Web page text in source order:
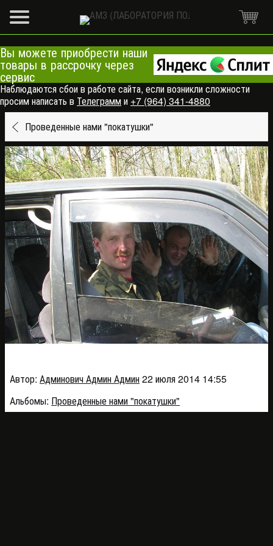
Вы можете приобрести наши
товары в рассрочку через
сервис
Наблюдаются сбои в работе сайта, если возникли сложности
просим написать в Телеграмми +7 (964) 341-4880
Проведенные нами "покатушки"
Автор: Админович Админ Админ22 июля 2014 14:55
Альбомы: Проведенные нами "покатушки"